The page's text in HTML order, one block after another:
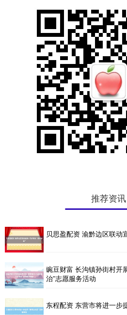
推荐资讯
贝思盈配资 渝黔边区联动
豌豆财富 长沟镇孙街村开
治”志愿服务活动
东程配资 东营市将进一步